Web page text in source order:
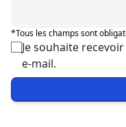
*Tous les champs sont
Je souhaite
e-mail.